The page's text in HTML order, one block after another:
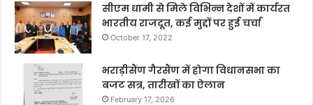
सीएम धामी से मिले विभिन्न देशों में कार्यरत
भारतीय राजदूत, कई मुद्दों पर हुई चर्चा
October 17, 2022
भराड़ीसैंण गैरसैंण में होगा विधानसभा का
बजट सत्र, तारीखों का ऐलान
February 17, 2026